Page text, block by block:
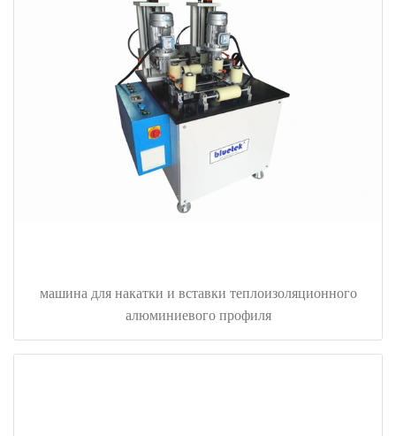
машина для накатки и вставки теплоизоляционного
алюминиевого профиля